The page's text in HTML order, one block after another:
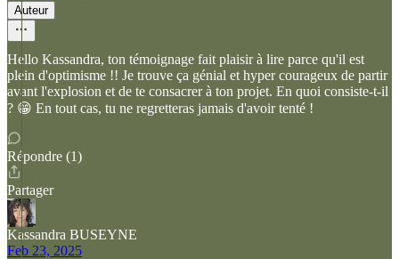
Auteur
Hello Kassandra, ton témoignage fait plaisir à lire parce qu'il est
plein d'optimisme !! Je trouve ça génial et hyper courageux de partir
avant l'explosion et de te consacrer à ton projet. En quoi consiste-t-il
? 😁 En tout cas, tu ne regretteras jamais d'avoir tenté !
Répondre (1)
Partager
Kassandra BUSEYNE
Feb 23, 2025